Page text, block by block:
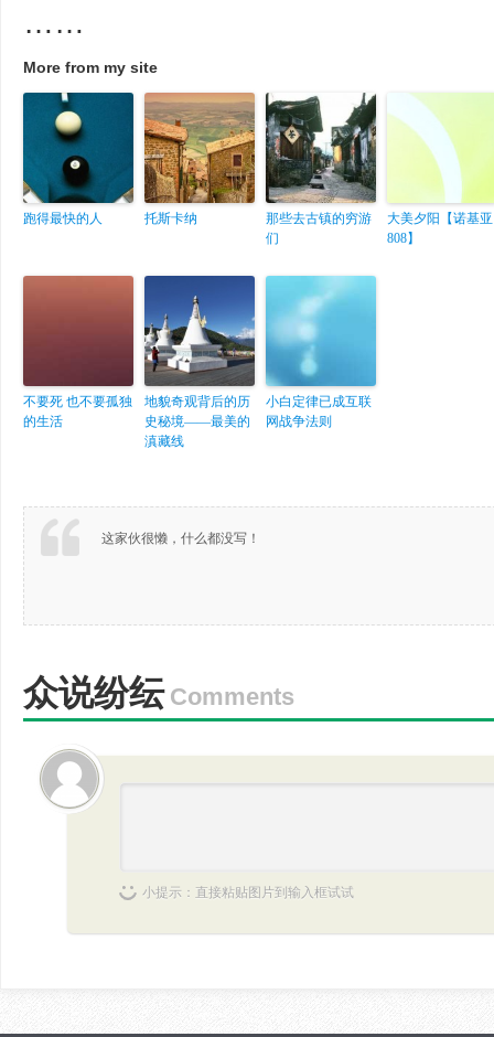
……
More from my site
跑得最快的人 托斯卡纳
那些去古镇的穷游
们
大美夕阳【诺基亚
808】
不要死 也不要孤独
的生活
地貌奇观背后的历
史秘境——最美的
滇藏线
小白定律已成互联
网战争法则
这家伙很懒，什么都没写！
众说纷纭 Comments
小提示：直接粘贴图片到输入框试试